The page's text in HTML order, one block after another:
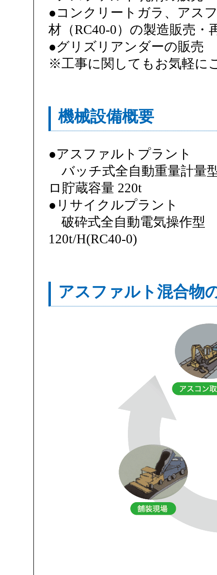
●コンクリートガラ、アス
材（RC40-0）の製造販売・
●グリズリアンダーの販売
※工事に関してもお気軽に
機械設備概要
●アスファルトプラント
バッチ式全自動重量計
ロ貯蔵容量 220t
●リサイクルプラント
破砕式全自動電気操作型
120t/H(RC40-0)
アスファルト混合物